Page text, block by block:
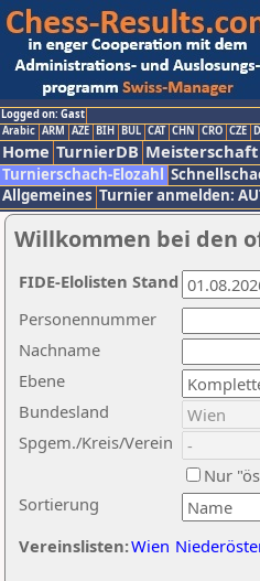
Logged on: Gast
Arabic ARM AZE BIH BUL CAT CHN CRO CZE
Home TurnierDB Meisterschaft
Turnierschach-Elozahl
Allgemeines Turnier anmelden:
Willkommen bei den
Nachname
Ebene
Sortierung
Personennummer
Bundesland
Spgem./Kreis/Verein
Nur
Vereinslisten:Wien
FIDE-Elolisten Stand